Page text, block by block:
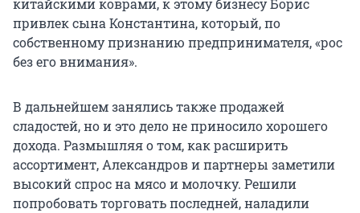
китайскими коврами, к этому бизнесу Борис
привлек сына Константина, который, по
собственному признанию предпринимателя, «рос
без его внимания».
В дальнейшем занялись также продажей
сладостей, но и это дело не приносило хорошего
дохода. Размышляя о том, как расширить
ассортимент, Александров и партнеры заметили
высокий спрос на мясо и молочку. Решили
попробовать торговать последней, наладили